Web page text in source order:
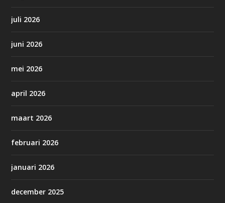
juli 2026
juni 2026
mei 2026
april 2026
maart 2026
februari 2026
januari 2026
december 2025